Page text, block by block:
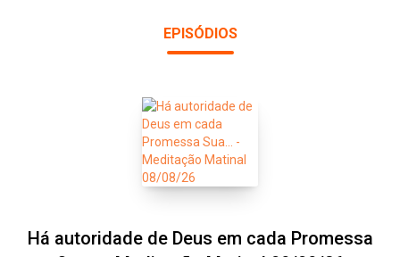
EPISÓDIOS
Há autoridade de Deus em cada Promessa